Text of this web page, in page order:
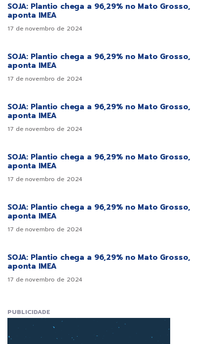
SOJA: Plantio chega a 96,29% no Mato Grosso,
aponta IMEA
17 de novembro de 2024
SOJA: Plantio chega a 96,29% no Mato Grosso,
aponta IMEA
17 de novembro de 2024
SOJA: Plantio chega a 96,29% no Mato Grosso,
aponta IMEA
17 de novembro de 2024
SOJA: Plantio chega a 96,29% no Mato Grosso,
aponta IMEA
17 de novembro de 2024
SOJA: Plantio chega a 96,29% no Mato Grosso,
aponta IMEA
17 de novembro de 2024
SOJA: Plantio chega a 96,29% no Mato Grosso,
aponta IMEA
17 de novembro de 2024